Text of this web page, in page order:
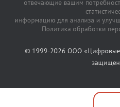
отвечающие вашим
информацию для анализа и
Политика обработки
© 1999-2026 ООО «Цифровые